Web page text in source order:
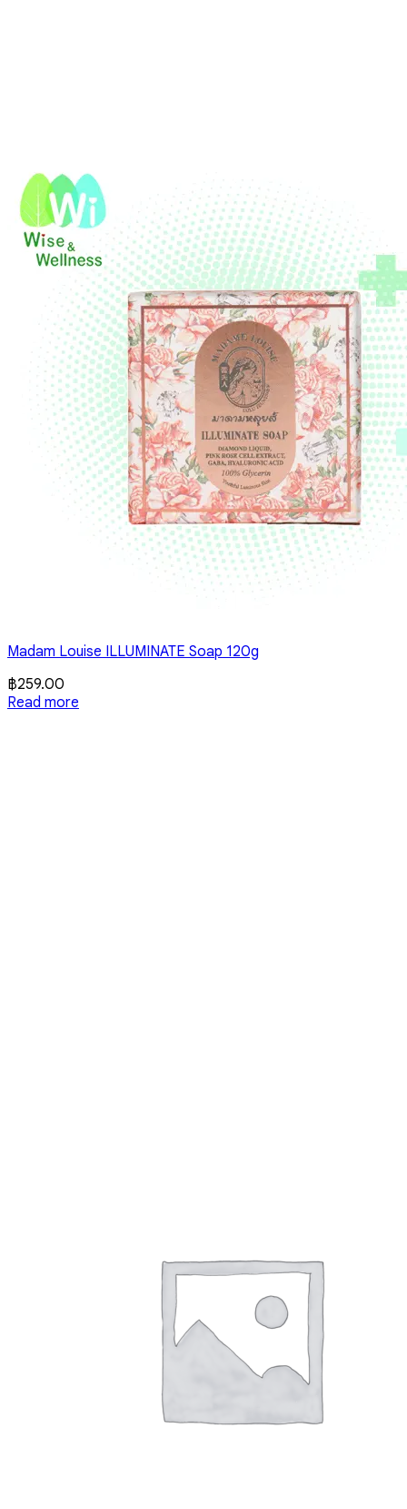
Madam Louise ILLUMINATE Soap 120g
฿259.00
Read more